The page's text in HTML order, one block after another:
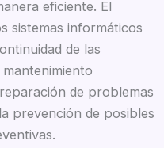
eficiente. El
sistemas informáticos
de las
de problemas
prevención de posibles